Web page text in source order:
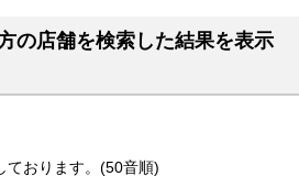
の店舗を検索した結果を表示
ております。(50音順)